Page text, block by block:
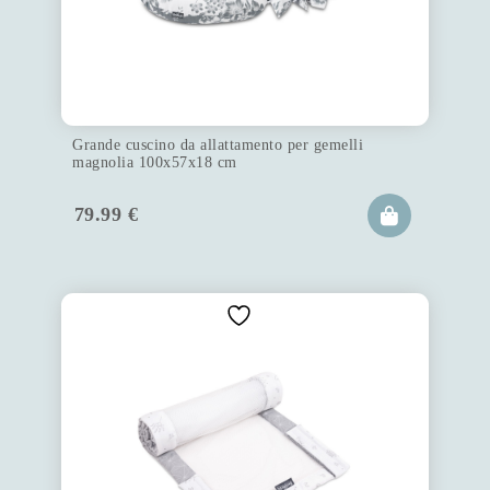
Grande cuscino da allattamento per gemelli
magnolia 100x57x18 cm
79.99 €